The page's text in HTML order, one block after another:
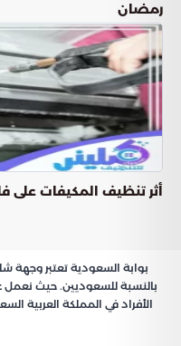
رمضان
أثر تنظيف المكيفات على
بوابة السعودية تعتبر وجهة
بالنسبة للسعوديين. حيث نعمل
الأفراد في المملكة العربية